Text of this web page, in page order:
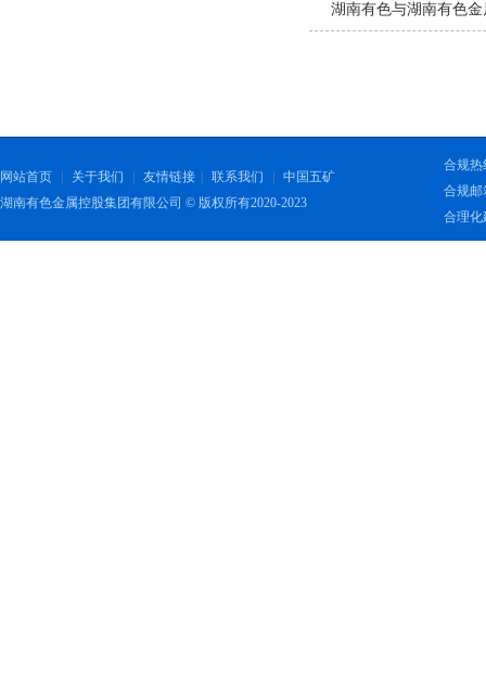
湖南有色与湖南有色
网站首页 关于我们 友情链接 联系我们
中国五矿
湖南有色金属控股集团有限公司 © 版权所有2020-2023
合规热
合规邮
合理化